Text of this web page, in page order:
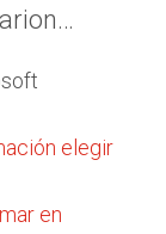
elegir
en